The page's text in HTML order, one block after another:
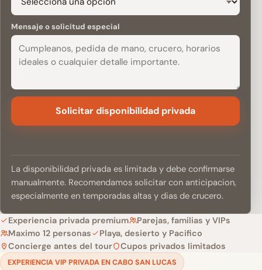
Mensaje o solicitud especial
Solicitar disponibilidad privada
La disponibilidad privada es limitada y debe confirmarse
manualmente. Recomendamos solicitar con anticipacion,
especialmente en temporadas altas y dias de crucero.
Experiencia privada premium
Parejas, familias y VIPs
Maximo 12 personas
Playa, desierto y Pacifico
Concierge antes del tour
Cupos privados limitados
EXPERIENCIA VIP PRIVADA EN CABO SAN LUCAS